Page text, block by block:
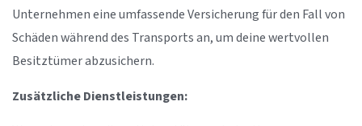
Unternehmen eine umfassende Versicherung für den Fall von
Schäden während des Transports an, um deine wertvollen
Besitztümer abzusichern.
Zusätzliche Dienstleistungen: